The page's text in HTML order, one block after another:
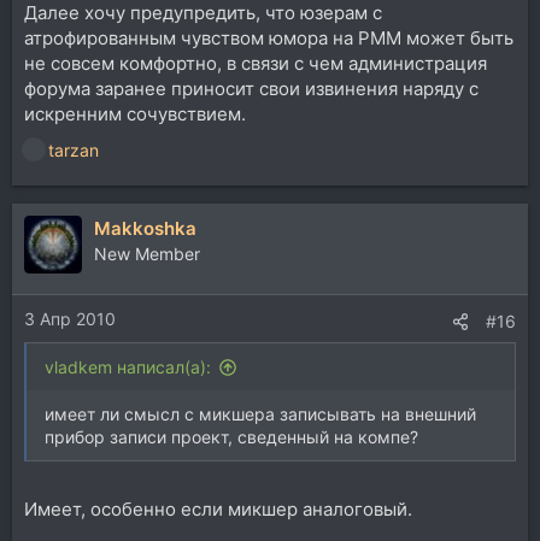
Далее хочу предупредить, что юзерам с
атрофированным чувством юмора на РММ может быть
не совсем комфортно, в связи с чем администрация
форума заранее приносит свои извинения наряду с
искренним сочувствием.
е
а
к
ц
и
и
:
tarzan
Makkoshka
New Member
3 Апр 2010 #16
vladkem написал(а):
имеет ли смысл с микшера записывать на внешний
прибор записи проект, сведенный на компе?
Имеет, особенно если микшер аналоговый.